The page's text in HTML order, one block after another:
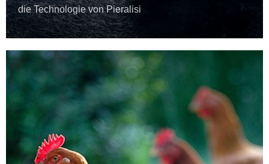
die Technologie von Pieralisi